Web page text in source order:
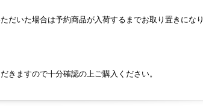
だいた場合は予約商品が入荷するまでお取り置きにな
きますので十分確認の上ご購入ください。